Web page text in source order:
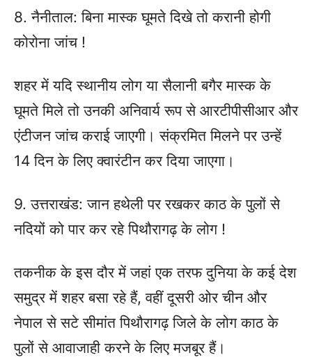
8. नैनीताल: बिना मास्क घूमते दिखे तो करानी होगी
कोरोना जांच !
शहर में यदि स्थानीय लोग या सैलानी बगैर मास्क के
घूमते मिले तो उनकी अनिवार्य रूप से आरटीपीसीआर और
एंटीजन जांच कराई जाएगी। संक्रमित मिलने पर उन्हें
14 दिन के लिए क्वारंटीन कर दिया जाएगा।
9. उत्तराखंड: जान हथेली पर रखकर काठ के पुलों से
नदियों को पार कर रहे पिथौरागढ़ के लोग !
तकनीक के इस दौर में जहां एक तरफ दुनिया के कई देश
समुद्र में शहर बसा रहे हैं, वहीं दूसरी ओर चीन और
नेपाल से सटे सीमांत पिथौरागढ़ जिले के लोग काठ के
पुलों से आवाजाही करने के लिए मजबूर हैं।